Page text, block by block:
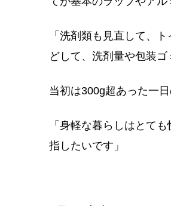
「洗剤類も見直して、
どして、洗剤量や包装ゴ
当初は300g超あった一
「身軽な暮らしはとて
指したいです」